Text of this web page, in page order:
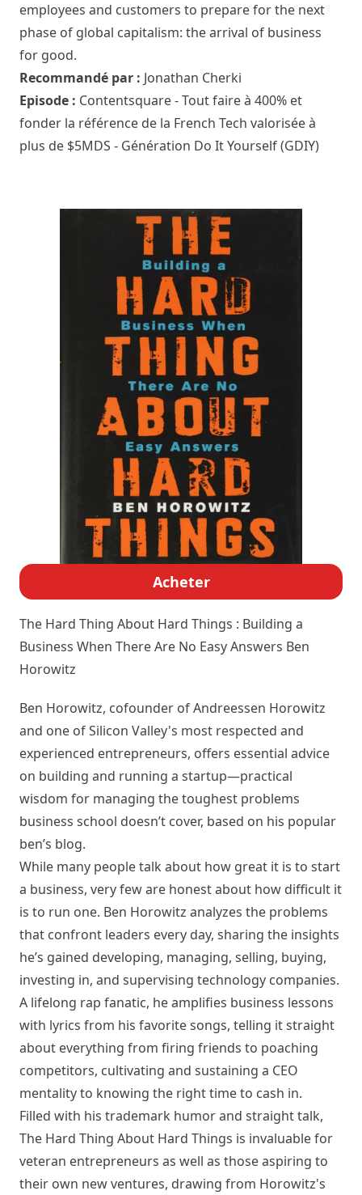
employees and customers to prepare for the next
phase of global capitalism: the arrival of business
for good.
Recommandé par : Jonathan Cherki
Episode : Contentsquare - Tout faire à 400% et
fonder la référence de la French Tech valorisée à
plus de $5MDS - Génération Do It Yourself (GDIY)
Acheter
The Hard Thing About Hard Things : Building a
Business When There Are No Easy Answers Ben
Horowitz
Ben Horowitz, cofounder of Andreessen Horowitz
and one of Silicon Valley's most respected and
experienced entrepreneurs, offers essential advice
on building and running a startup—practical
wisdom for managing the toughest problems
business school doesn’t cover, based on his popular
ben’s blog.
While many people talk about how great it is to start
a business, very few are honest about how difficult it
is to run one. Ben Horowitz analyzes the problems
that confront leaders every day, sharing the insights
he’s gained developing, managing, selling, buying,
investing in, and supervising technology companies.
A lifelong rap fanatic, he amplifies business lessons
with lyrics from his favorite songs, telling it straight
about everything from firing friends to poaching
competitors, cultivating and sustaining a CEO
mentality to knowing the right time to cash in.
Filled with his trademark humor and straight talk,
The Hard Thing About Hard Things is invaluable for
veteran entrepreneurs as well as those aspiring to
their own new ventures, drawing from Horowitz's